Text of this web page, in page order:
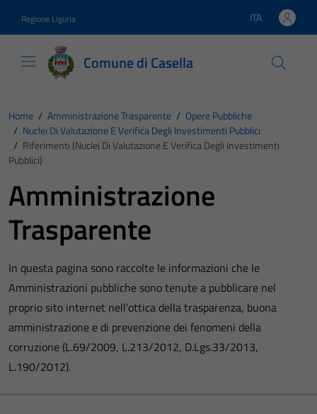
Regione Liguria Lingua attiva:
ITA
Comune di Casella
Home / Amministrazione Trasparente / Opere Pubbliche
/ Nuclei Di Valutazione E Verifica Degli Investimenti Pubblici
/ Riferimenti (Nuclei Di Valutazione E Verifica Degli Investimenti
Pubblici)
Amministrazione
Trasparente
In questa pagina sono raccolte le informazioni che le
Amministrazioni pubbliche sono tenute a pubblicare nel
proprio sito internet nell’ottica della trasparenza, buona
amministrazione e di prevenzione dei fenomeni della
corruzione (L.69/2009, L.213/2012, D.Lgs.33/2013,
L.190/2012).